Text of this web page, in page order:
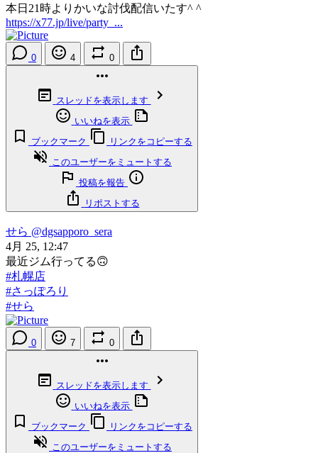
本日21時よりかいな討伐配信いたす^ ^
https://x77.jp/live/party_...
0 4 0
スレッドを表示します
いいねを表示
ブックマーク
リンクをコピーする
このユーザーをミュートする
投稿を報告
リポストする
せら @dgsapporo_sera
4月 25, 12:47
最近ジム行ってる🙃
#札幌店
#さっぽろり
#せら
0 7 0
スレッドを表示します
いいねを表示
ブックマーク
リンクをコピーする
このユーザーをミュートする